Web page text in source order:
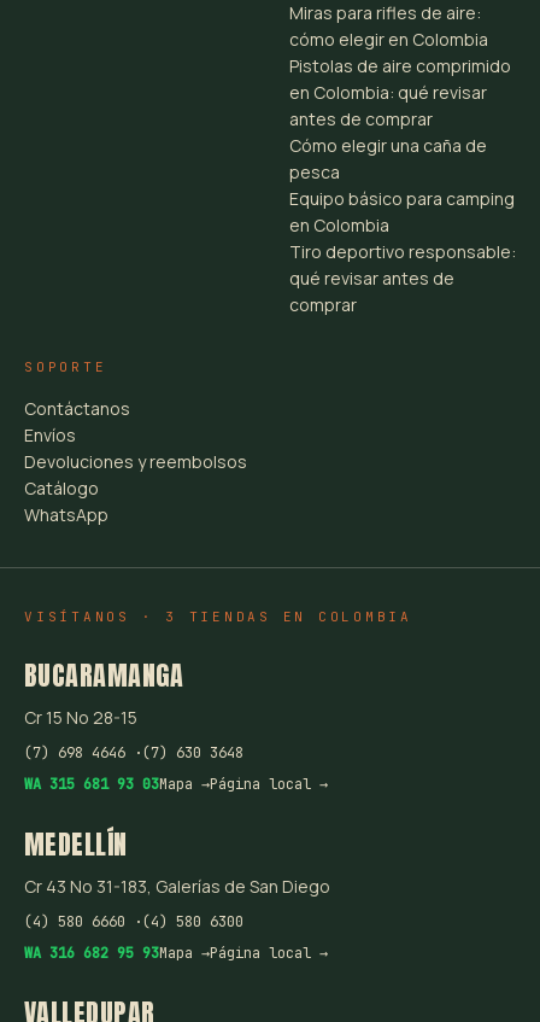
Miras para rifles de aire:
cómo elegir en Colombia
Pistolas de aire comprimido
en Colombia: qué revisar
antes de comprar
Cómo elegir una caña de
pesca
Equipo básico para camping
en Colombia
Tiro deportivo responsable:
qué revisar antes de
comprar
SOPORTE
Contáctanos
Envíos
Devoluciones y reembolsos
Catálogo
WhatsApp
VISÍTANOS · 3 TIENDAS EN COLOMBIA
BUCARAMANGA
Cr 15 No 28-15
(7) 698 4646 ·(7) 630 3648
WA 315 681 93 03Mapa →Página local →
MEDELLÍN
Cr 43 No 31-183, Galerías de San Diego
(4) 580 6660 ·(4) 580 6300
WA 316 682 95 93Mapa →Página local →
VALLEDUPAR